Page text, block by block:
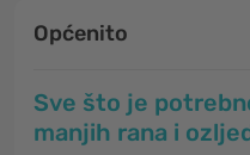
Općenito
Sve što je
manjih rana i